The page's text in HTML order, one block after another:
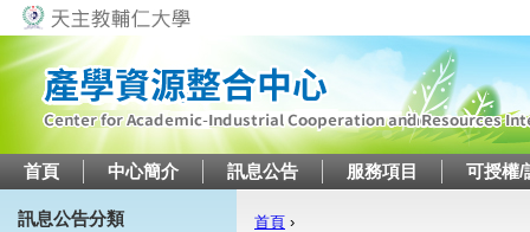
首頁 中心簡介 訊息公告 服務項目 可授權/
訊息公告分類 首頁 ›